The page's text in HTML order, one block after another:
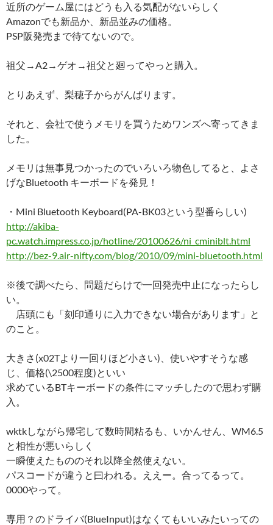
近所のゲーム屋にはどうも入る気配がないらしく
Amazonでも新品か、新品並みの価格。
PSP阪発売まで待てないので。
祖父→A2→ゲオ→祖父と廻ってやっと購入。
とりあえず、梨穂子からがんばります。
それと、会社で使うメモリを買うためワンズへ寄ってきま
した。
メモリは無事見つかったのでいろいろ物色してると、よさ
げなBluetooth キーボードを発見！
・Mini Bluetooth Keyboard(PA-BK03という型番らしい)
http://akiba-
pc.watch.impress.co.jp/hotline/20100626/ni_cminiblt.html
http://bez-9.air-nifty.com/blog/2010/09/mini-bluetooth.html
※後で調べたら、問題だらけで一回発売中止になったらし
い。
店頭にも「刻印通りに入力できない場合があります」と
のこと。
大きさ(x02Tより一回りほど小さい)、使いやすそうな感
じ、価格(\2500程度)といい
求めているBTキーボードの条件にマッチしたので思わず購
入。
wktkしながら帰宅して数時間粘るも、いかんせん、WM6.5
と相性が悪いらしく
一瞬使えたもののそれ以降全然使えない。
パスコードが違うと曰われる。ええー。合ってるって。
0000やって。
専用？のドライバ(BlueInput)はなくてもいいみたいっての